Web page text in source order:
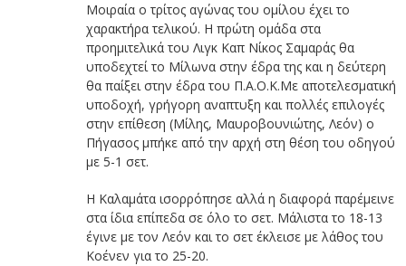
Μοιραία ο τρίτος αγώνας του ομίλου έχει το
χαρακτήρα τελικού. Η πρώτη ομάδα στα
προημιτελικά του Λιγκ Καπ Νίκος Σαμαράς θα
υποδεχτεί το Μίλωνα στην έδρα της και η δεύτερη
θα παίξει στην έδρα του Π.Α.Ο.Κ.Mε αποτελεσματική
υποδοχή, γρήγορη αναπτυξη και πολλές επιλογές
στην επίθεση (Μίλης, Μαυροβουνιώτης, Λεόν) ο
Πήγασος μπήκε από την αρχή στη θέση του οδηγού
με 5-1 σετ.
Η Καλαμάτα ισορρόπησε αλλά η διαφορά παρέμεινε
στα ίδια επίπεδα σε όλο το σετ. Μάλιστα το 18-13
έγινε με τον Λεόν και το σετ έκλεισε με λάθος του
Κοένεν για το 25-20.